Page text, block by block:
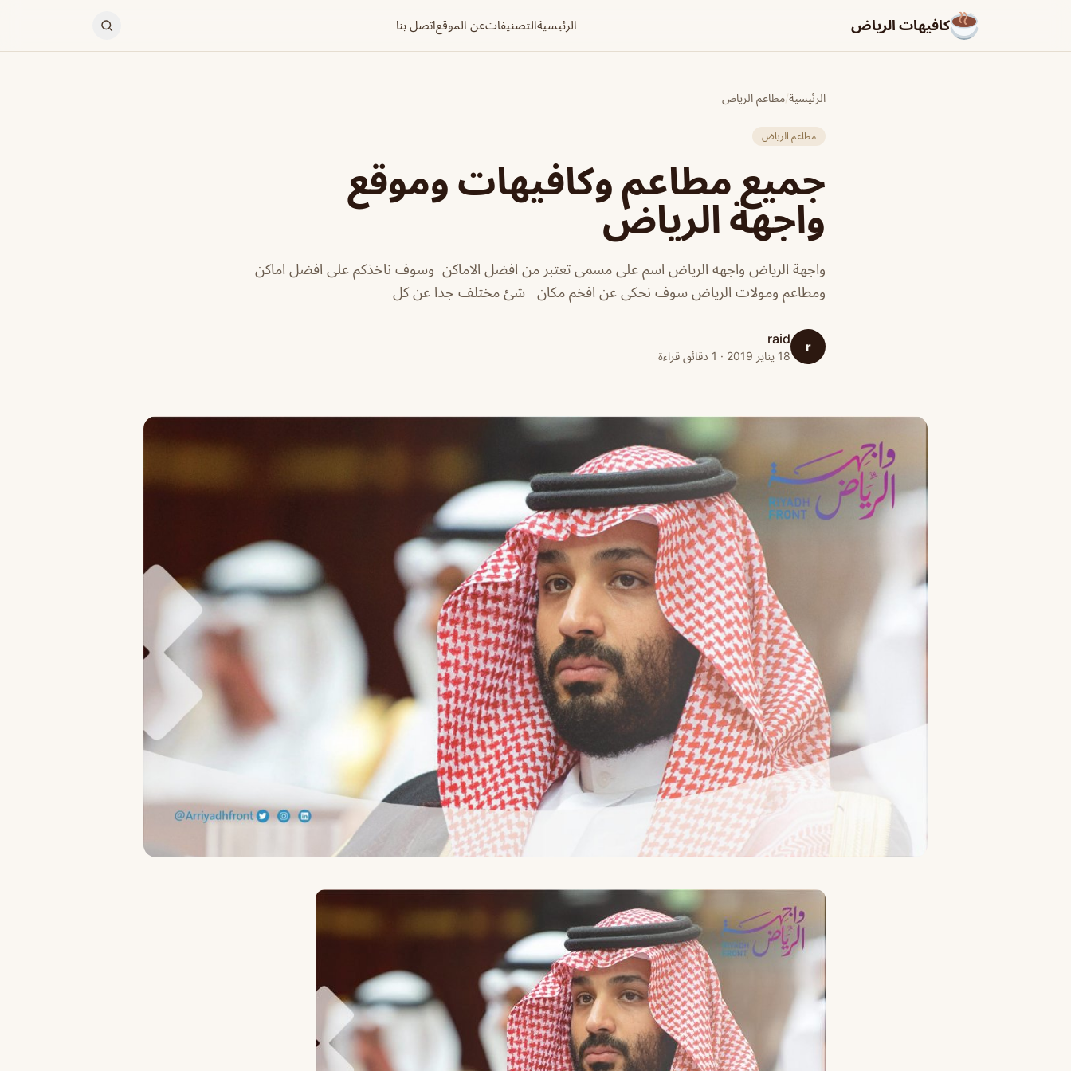
كافيهات الرياض الرئيسيةالتصنيفاتعن الموقعاتصل بنا
الرئيسية/مطاعم الرياض
مطاعم الرياض
جميع مطاعم وكافيهات وموقع
واجهة الرياض
واجهة الرياض واجهه الرياض اسم على مسمى تعتبر من افضل الاماكن وسوف ناخذكم على افضل اماكن
ومطاعم ومولات الرياض سوف نحكى عن افخم مكان شئ مختلف جدا عن كل
r
raid
18 يناير 2019 · 1 دقائق قراءة